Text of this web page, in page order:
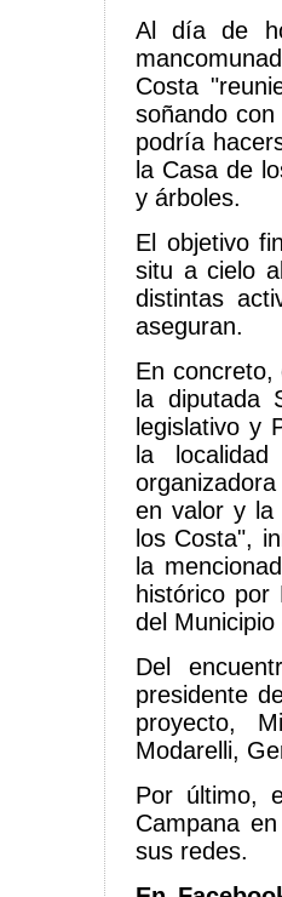
Al día de
Costa
soñando
podría
la Casa de
y árboles.
El objetivo
situ a cielo
distintas
aseguran.
En concreto,
la diputada
legislativo y
la
en valor y la
los Costa",
la
histórico por
del
Del
presidente
proyecto,
Modarelli,
Por último,
Campana
sus redes.